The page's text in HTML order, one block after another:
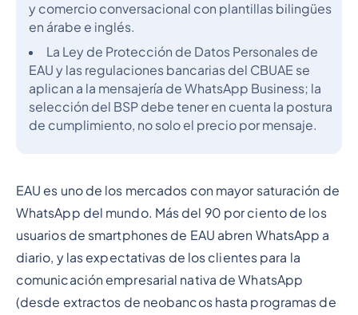
y comercio conversacional con plantillas bilingües
en árabe e inglés.
La Ley de Protección de Datos Personales de
EAU y las regulaciones bancarias del CBUAE se
aplican a la mensajería de WhatsApp Business; la
selección del BSP debe tener en cuenta la postura
de cumplimiento, no solo el precio por mensaje.
EAU es uno de los mercados con mayor saturación de
WhatsApp del mundo. Más del 90 por ciento de los
usuarios de smartphones de EAU abren WhatsApp a
diario, y las expectativas de los clientes para la
comunicación empresarial nativa de WhatsApp
(desde extractos de neobancos hasta programas de